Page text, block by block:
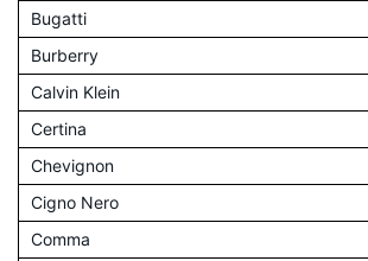
Bugatti
Burberry
Calvin Klein
Certina
Chevignon
Cigno Nero
Comma